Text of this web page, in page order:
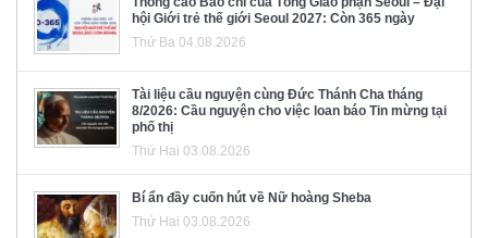
hội Giới trẻ thế giới Seoul 2027: Còn 365 ngày
Thứ Ba 04.08.2026
Tài liệu cầu nguyện cùng Đức Thánh Cha tháng
8/2026: Cầu nguyện cho việc loan báo Tin mừng tại
phố thị
Thứ Hai 03.08.2026
Bí ẩn đầy cuốn hút về Nữ hoàng Sheba
Thứ Hai 03.08.2026